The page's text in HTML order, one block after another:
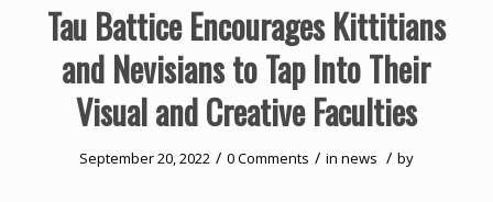
Tau Battice Encourages Kittitians
and Nevisians to Tap Into Their
Visual and Creative Faculties
September 20, 2022 / 0 Comments / in news / by